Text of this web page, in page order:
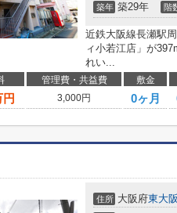
築年 築29年 階
近鉄大阪線長瀬駅
ィ小若江店」が
れい...
管理費・共益費 敷金
3,000円 0ヶ月
住所 大阪府東大